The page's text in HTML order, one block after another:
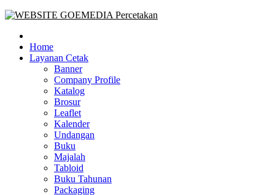
Goe Media Percetakan | 0822-4439-5599 (Call/WA)
0822-4439-5599 (Call/WA) Percetakan jasa cetak banner buku yasin
invoice kartu nama label map nota spanduk stiker undangan
pernikahan murah online 24 jam
Home
Layanan Cetak
Banner
Company Profile
Katalog
Brosur
Leaflet
Kalender
Undangan
Buku
Majalah
Tabloid
Buku Tahunan
Packaging